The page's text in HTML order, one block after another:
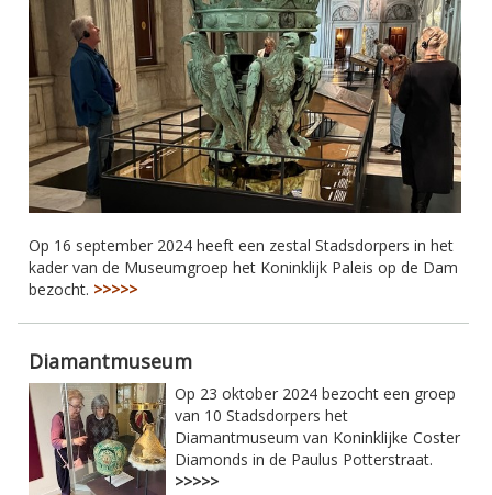
Op 16 september 2024 heeft een zestal Stadsdorpers in het
kader van de Museumgroep het Koninklijk Paleis op de Dam
bezocht. >>>>>
Diamantmuseum
Op 23 oktober 2024 bezocht een groep
van 10 Stadsdorpers het
Diamantmuseum van Koninklijke Coster
Diamonds in de Paulus Potterstraat.
>>>>>